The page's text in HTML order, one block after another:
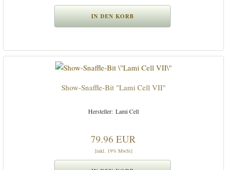
Show-Snaffle-Bit "Lami Cell VII"
Lami Cell
79.96 EUR
[inkl. 19% MwSt]